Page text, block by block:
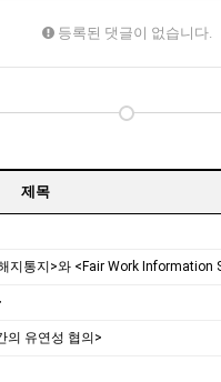
등록된 댓글이 없습니다.
제목
의 유연성 협의>